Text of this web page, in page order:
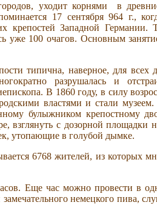
уходит корнями
в
17 сентября 964 г.,
Западной Германии.
уже 100 очагов. Основным
типична, наверное, для всех
разрушалась и
В 1860 году, в силу
властями и стали
булыжником крепостному
взглянуть с дозорной площадки
утопающие в голубой дымке.
6768 жителей, из которых
Еще час можно провести в
немецкого пива,